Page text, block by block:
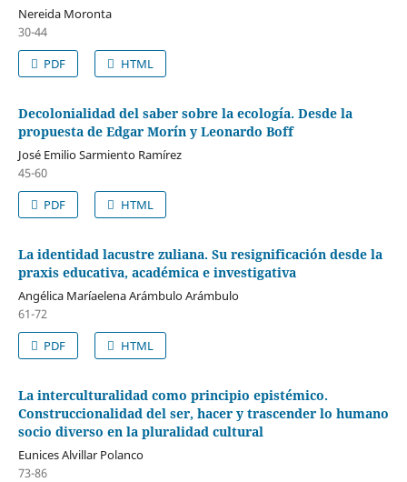
Nereida Moronta
30-44
PDF
HTML
Decolonialidad del saber sobre la ecología. Desde la
propuesta de Edgar Morín y Leonardo Boff
José Emilio Sarmiento Ramírez
45-60
PDF
HTML
La identidad lacustre zuliana. Su resignificación desde la
praxis educativa, académica e investigativa
Angélica Maríaelena Arámbulo Arámbulo
61-72
PDF
HTML
La interculturalidad como principio epistémico.
Construccionalidad del ser, hacer y trascender lo humano
socio diverso en la pluralidad cultural
Eunices Alvillar Polanco
73-86